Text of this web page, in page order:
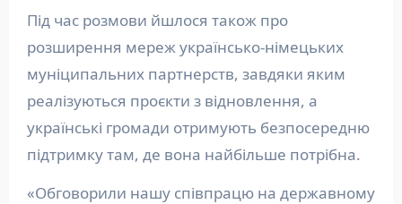
Під час розмови йшлося також про
розширення мереж українсько-німецьких
муніципальних партнерств, завдяки яким
реалізуються проєкти з відновлення, а
українські громади отримують безпосередню
підтримку там, де вона найбільше потрібна.
«Обговорили нашу співпрацю на державному